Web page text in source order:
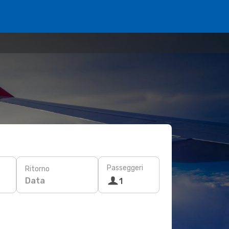
Ritorno
Data
Passeggeri
1